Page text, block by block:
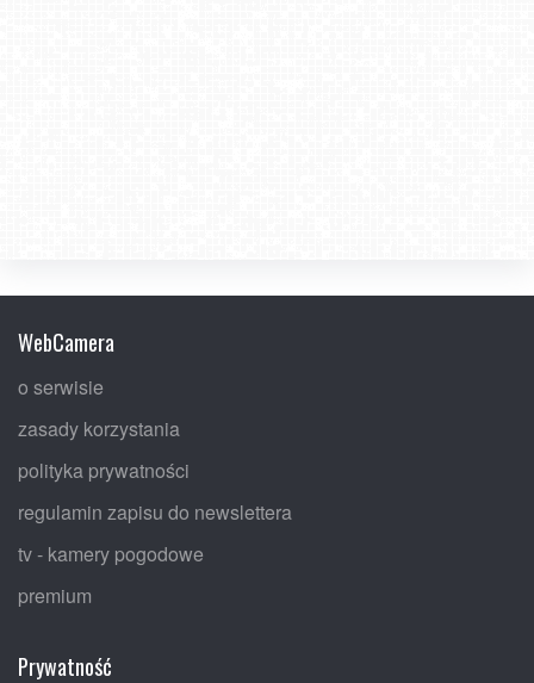
WebCamera
o serwisie
zasady korzystania
polityka prywatności
regulamin zapisu do newslettera
tv - kamery pogodowe
premium
Prywatność